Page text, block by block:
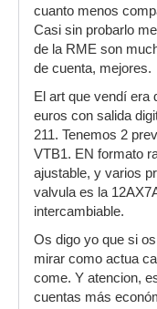
cuanto menos
Casi sin probarlo
de la RME son
de cuenta, mejores.
El art que vendí era
euros con salida
211. Tenemos 2
VTB1. EN formato
ajustable, y varios
valvula es la
intercambiable.
Os digo yo que si
mirar como actua
come. Y atencion,
cuentas más